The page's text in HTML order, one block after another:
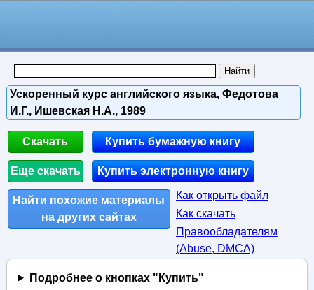
Ускоренный курс английского языка, Федотова
И.Г., Ишевская Н.А., 1989
Скачать
Еще скачать
Купить бумажную книгу
Купить электронную книгу
Найти похожие материалы
на других сайтах
Как открыть файл
Как скачать
Правообладателям
(Abuse, DMСA)
Подробнее о кнопках "Купить"